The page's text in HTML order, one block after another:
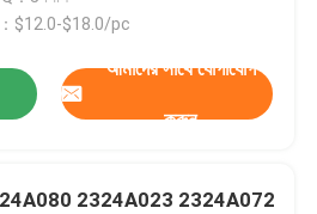
$12.0-$18.0/pc
আমাদের সাথে যোগাযোগ
করুন
2324A023 2324A072